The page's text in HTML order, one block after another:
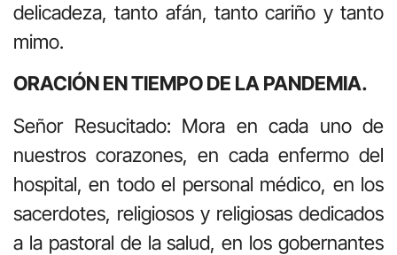
delicadeza, tanto afán, tanto cariño y tanto
mimo.
ORACIÓN EN TIEMPO DE LA PANDEMIA.
Señor Resucitado: Mora en cada uno de
nuestros corazones, en cada enfermo del
hospital, en todo el personal médico, en los
sacerdotes, religiosos y religiosas dedicados
a la pastoral de la salud, en los gobernantes